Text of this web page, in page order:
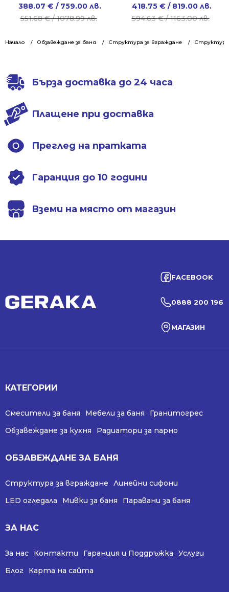
Начало Обзавеждане за баня Структура за вграждане Структури
551.68€/ 1078.99 лв.
Original
price
551.68 €
388.07 € / 759.00 лв.
Current
price
388.07 €
594.63€/ 1163.00 лв.
Original
price
594.63 €
418.75 € / 819.00 лв.
Current
price
418.75 €
Бърза доставка до 24 часа
Плащене при доставка
Преглед на пратката
Гаранция до 10 години
Вземи на място от магазин
FACEBOOK
0888 200 196
МАГАЗИН
КАТЕГОРИИ
Смесители за баня Мебели за баня
Гранитогрес
Обзавеждане за кухня
Радиатори за парно
ОБЗАВЕЖДАНЕ ЗА БАНЯ
Структура за вграждане
Линейни сифони
LED огледала
Мивки за баня Паравани за баня
ЗА НАС
За нас Контакти Гаранция и Поддръжка
Услуги
Блог
Карта на сайта